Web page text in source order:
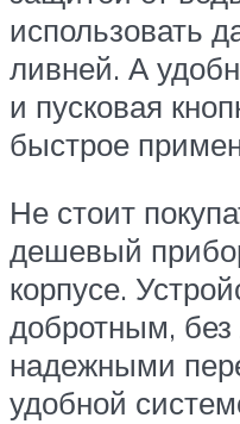
использовать
ливней. А
и пусковая
быстрое
Не стоит
дешевый
корпусе.
добротным,
надежными
удобной